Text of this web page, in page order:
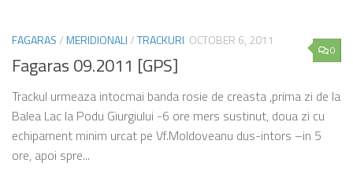
0
FAGARAS/MERIDIONALI/TRACKURI OCTOBER 6, 2011
Fagaras 09.2011 [GPS]
Trackul urmeaza intocmai banda rosie de creasta ,prima zi de la
Balea Lac la Podu Giurgiului -6 ore mers sustinut, doua zi cu
echipament minim urcat pe Vf.Moldoveanu dus-intors –in 5
ore, apoi spre...